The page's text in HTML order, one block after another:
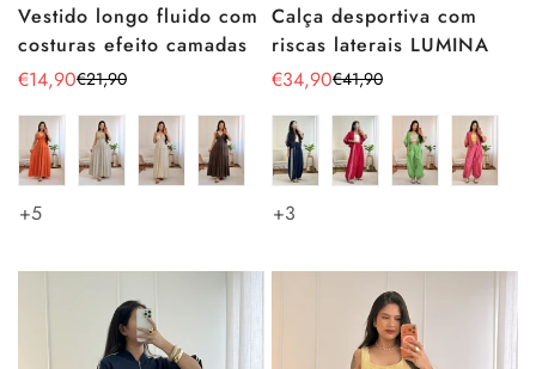
Vestido longo fluido com
costuras efeito camadas
Preço
de
venda
€14,90
Preço
regular
€21,90
+5
Calça desportiva com
riscas laterais LUMINA
Preço
de
venda
€34,90
Preço
regular
€41,90
+3